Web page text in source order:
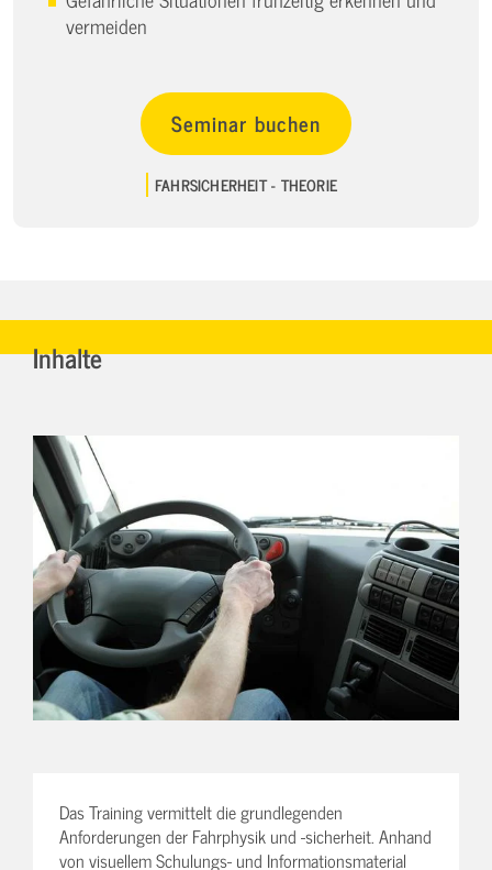
vermeiden
Seminar buchen
FAHRSICHERHEIT - THEORIE
Inhalte
Das Training vermittelt die grundlegenden
Anforderungen der Fahrphysik und -sicherheit. Anhand
von visuellem Schulungs- und Informationsmaterial